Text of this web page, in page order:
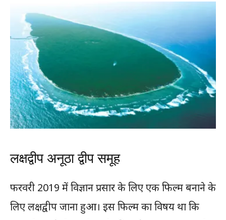
लक्षद्वीप अनूठा द्वीप समूह
फरवरी 2019 में विज्ञान प्रसार के लिए एक फिल्म बनाने के
लिए लक्षद्वीप जाना हुआ। इस फिल्म का विषय था कि